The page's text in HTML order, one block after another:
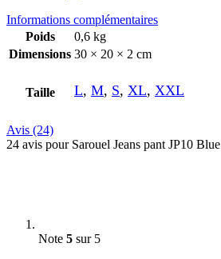
Informations complémentaires
Poids
0,6 kg
Dimensions 30 × 20 × 2 cm
Taille L, M, S, XL, XXL
Avis (24)
24 avis pour Sarouel Jeans pant JP10 Blue
Note 5 sur 5